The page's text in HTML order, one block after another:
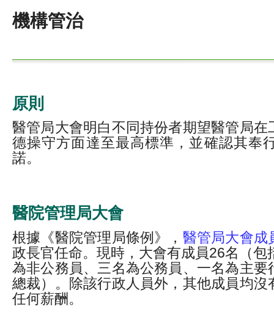
機構管治
原則
醫管局大會明白不同持份者期望醫管局在
德操守方面達至最高標準，並確認其奉
諾。
醫院管理局大會
根據《醫院管理局條例》， 醫管局大會成
政長官任命。現時，大會有成員26名（包
為非公務員、三名為公務員、一名為主要
總裁）。除該行政人員外，其他成員均沒
任何薪酬。